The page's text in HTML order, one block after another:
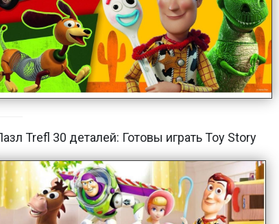
Trefl 30 деталей: Готовы играть Toy Story